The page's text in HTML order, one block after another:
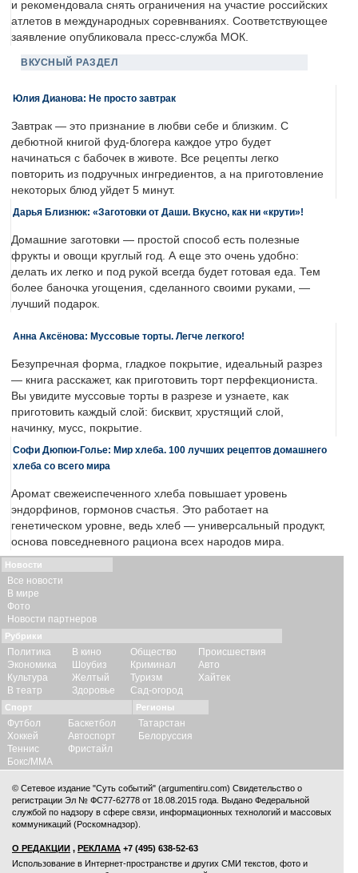
и рекомендовала снять ограничения на участие российских
атлетов в международных соревнваниях. Соответствующее
заявление опубликовала пресс-служба МОК.
ВКУСНЫЙ РАЗДЕЛ
Юлия Дианова: Не просто завтрак
Завтрак — это признание в любви себе и близким. С
дебютной книгой фуд-блогера каждое утро будет
начинаться с бабочек в животе. Все рецепты легко
повторить из подручных ингредиентов, а на приготовление
некоторых блюд уйдет 5 минут.
Дарья Близнюк: «Заготовки от Даши. Вкусно, как ни «крути»!
Домашние заготовки — простой способ есть полезные
фрукты и овощи круглый год. А еще это очень удобно:
делать их легко и под рукой всегда будет готовая еда. Тем
более баночка угощения, сделанного своими руками, —
лучший подарок.
Анна Аксёнова: Муссовые торты. Легче легкого!
Безупречная форма, гладкое покрытие, идеальный разрез
— книга расскажет, как приготовить торт перфекциониста.
Вы увидите муссовые торты в разрезе и узнаете, как
приготовить каждый слой: бисквит, хрустящий слой,
начинку, мусс, покрытие.
Софи Дюпюи-Голье: Мир хлеба. 100 лучших рецептов домашнего
хлеба со всего мира
Аромат свежеиспеченного хлеба повышает уровень
эндорфинов, гормонов счастья. Это работает на
генетическом уровне, ведь хлеб — универсальный продукт,
основа повседневного рациона всех народов мира.
Новости
Все новости
В мире
Фото
Новости партнеров
Рубрики
Политика
Экономика
Культура
В театр
В кино
Шоубиз
Желтый
Здоровье
Общество
Криминал
Туризм
Сад-огород
Происшествия
Авто
Хайтек
Спорт
Футбол
Хоккей
Теннис
Бокс/ММА
Баскетбол
Автоспорт
Фристайл
Регионы
Татарстан
Белоруссия
© Сетевое издание "Суть событий" (argumentiru.com) Свидетельство о
регистрации Эл № ФС77-62778 от 18.08.2015 года. Выдано Федеральной
службой по надзору в сфере связи, информационных технологий и массовых
коммуникаций (Роскомнадзор).
О РЕДАКЦИИ , РЕКЛАМА +7 (495) 638-52-63
Использование в Интернет-пространстве и других СМИ текстов, фото и